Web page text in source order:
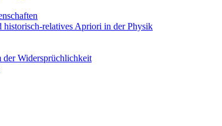
historisch-relatives Apriori in der Physik
der Widersprüchlichkeit